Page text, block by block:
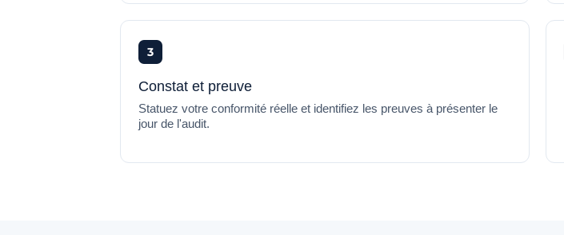
3
Constat et preuve
Statuez votre conformité réelle et identifiez les preuves à présenter le
jour de l'audit.